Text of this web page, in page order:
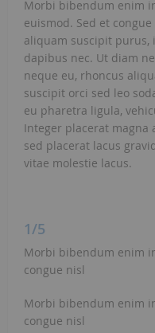
Morbi bibendum enim
euismod. Sed et
aliquam suscipit purus,
dapibus nec. Ut diam
neque eu, rhoncus
suscipit orci sed leo
eu pharetra ligula,
Integer placerat magna
sed placerat lacus
vitae molestie lacus.
1/5
Morbi bibendum enim
congue nisl
Morbi bibendum enim
congue nisl